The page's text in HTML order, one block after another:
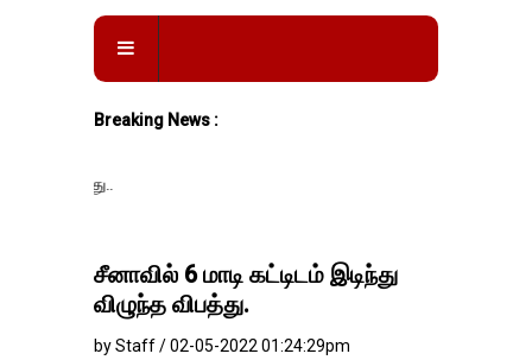
Breaking News :
சீனாவில் 6 மாடி கட்டிடம் இடிந்து
விழுந்த விபத்து.
by Staff / 02-05-2022 01:24:29pm